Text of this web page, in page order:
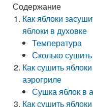
Содержание
Как яблоки
яблоки в духовке
Температура
Сколько
Как сушить
аэрогриле
Сушка яблок в
Как сушить